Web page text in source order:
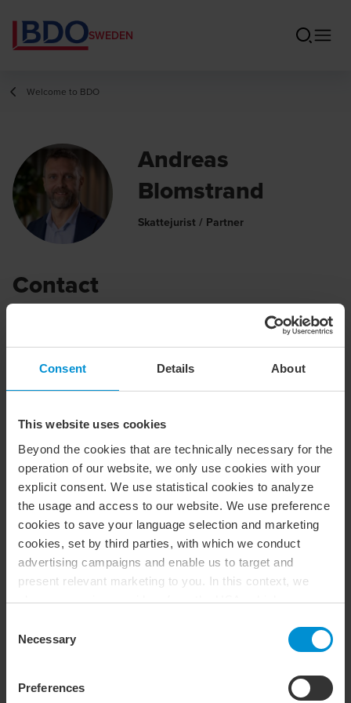
Consent Details About
This website uses cookies
Beyond the cookies that are technically necessary for the
operation of our website, we only use cookies with your
explicit consent. We use statistical cookies to analyze
the usage and access to our website. We use preference
cookies to save your language selection and marketing
cookies, set by third parties, with which we conduct
advertising campaigns and enable us to target and
present relevant marketing to you. In this context, we
also use service providers from the USA, which means
entirely voluntary, and you can choose which types of
cookies you want to accept. You can also revoke or
change your consent at any time in the future by clicking
on the icon you find at the bottom left of our website. For
Selection
Necessary
Preferences
SWEDEN
Welcome to BDO
Andreas
Blomstrand
Skattejurist / Partner
Contact
BDO in Gothenburg
Executive summary
Andreas Blomstrand har arbetat med skatt i 25 år varav 15 år
medskatterådgivningoch är skattepartner på BDO i
Göteborg. Han är även nationell ansvarig för
entreprenörsbeskattning inom BDO Sverige och har
omfattande erfarenhet av att bistå både svenska och
internationella företag med skatterådgivning.
entreprenörsbeskattning för ägare och ägarledda företag
och arbetar med att utforma och implementera effektiva
ägarstrukturer, med ett långsiktigt och hållbart perspektiv.
Andreas har dessutom stor erfarenhet av